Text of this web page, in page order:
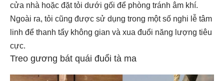
cửa nhà hoặc đặt tỏi dưới gối để phòng tránh âm khí.
Ngoài ra, tỏi cũng được sử dụng trong một số nghi lễ tâm
linh để thanh tẩy không gian và xua đuổi năng lượng tiêu
cực.
Treo gương bát quái đuổi tà ma